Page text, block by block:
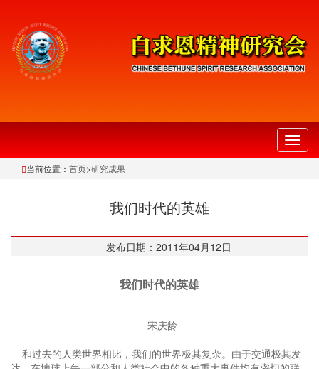
切
换
当前位置： 首页>研究成果
我们时代的英雄
发布日期：2011年04月12日
我们时代的英雄
宋庆龄
和过去的人类世界相比，我们的世界极其复杂。由于交通极其发